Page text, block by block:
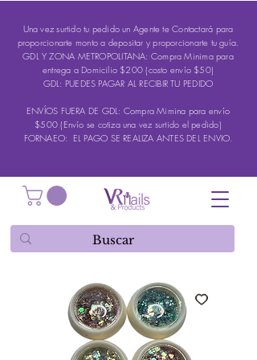
Una vez surtido tu pedido un Agente te Contactará para
proporcionarte monto a depositar y proporcionarte tu guía.
GDL Y ZONA METROPOLITANA: Compra Minima para
entrega a Domicilio $200 (costo envío $50)
GDL: PUEDES PAGAR AL RECIBIR TU PEDIDO
ENVÍOS FUERA DE GDL: Compra Mimina para envío
$500 (Envío se cotiza una vez surtido el pedido)
FORNAEO: EL PAGO SE REALIZA ANTES DEL ENVIO.